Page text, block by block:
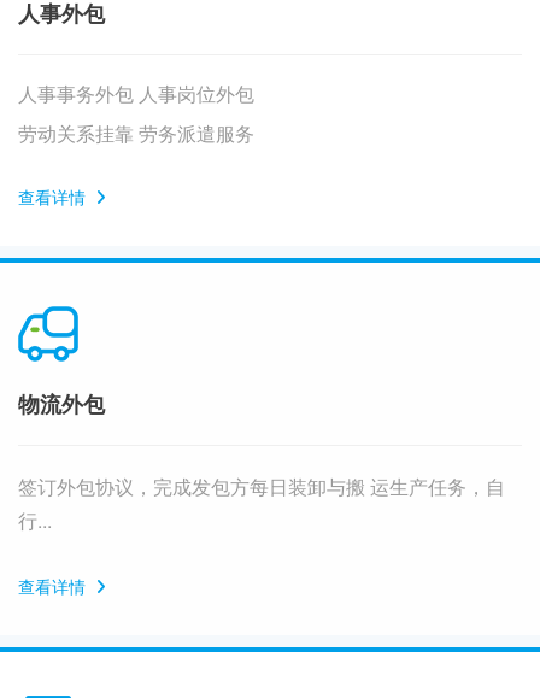
人事外包
人事事务外包 人事岗位外包
劳动关系挂靠 劳务派遣服务
查看详情
物流外包
签订外包协议，完成发包方每日装卸与搬 运生产任务，自
行...​
查看详情